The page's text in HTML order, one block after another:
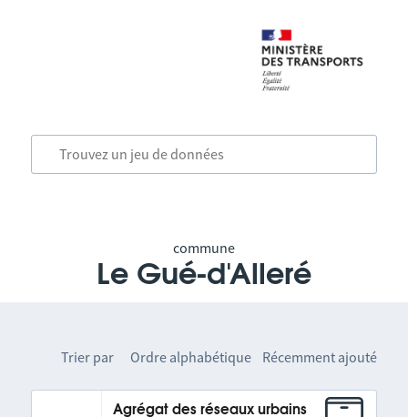
commune
Le Gué-d'Alleré
Trier par Ordre alphabétique Récemment ajouté
Agrégat des réseaux urbains